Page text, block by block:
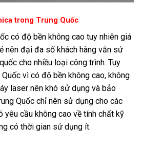
trong Trung Quốc
có độ bền không cao tuy nhiên giá
nên đại đa số khách hàng vẫn sử
cho nhiều loại công trình. Tuy
vì có độ bền không cao, không
laser nên khó sử dụng và bảo
Quốc chỉ nên sử dụng cho các
yêu cầu không cao về tính chất kỹ
có thời gian sử dụng ít.